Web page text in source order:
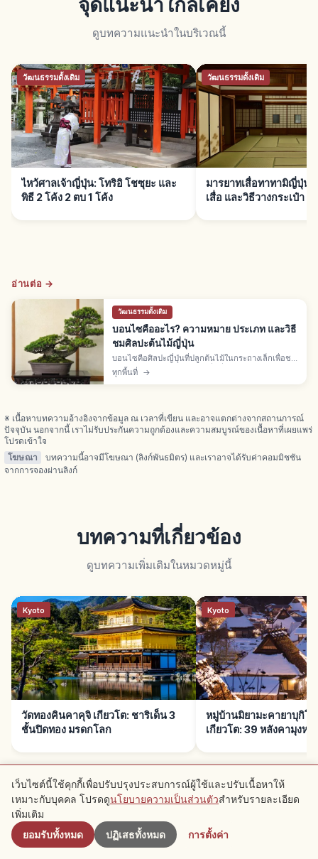
จุดแนะนำใกล้เคียง
ดูบทความแนะนำในบริเวณนี้
วัฒนธรรมดั้งเดิม
ไหว้ศาลเจ้าญี่ปุ่น: โทริอิ โชซุยะ และ
พิธี 2 โค้ง 2 ตบ 1 โค้ง
วัฒนธรรมดั้งเดิม
มารยาทเสื่อทาทามิญี่ปุ่น:
เสื่อ และวิธีวางกระเป๋า
อ่านต่อ →
วัฒนธรรมดั้งเดิม
บอนไซคืออะไร? ความหมาย ประเภท และวิธี
ชมศิลปะต้นไม้ญี่ปุ่น
บอนไซคือศิลปะญี่ปุ่นที่ปลูกต้นไม้ในกระถางเล็กเพื่อชม
ธรรมชาติย่อส่วน มีรากจากเผิ่นจิ่งของจีน พัฒนาต่อใน
ญี่ปุ่น พร้อมวิธีชม ประเภท และมารยาทพื้นฐาน
ทุกพื้นที่ →
※ เนื้อหาบทความอ้างอิงจากข้อมูล ณ เวลาที่เขียน และอาจแตกต่างจากสถานการณ์
ปัจจุบัน นอกจากนี้ เราไม่รับประกันความถูกต้องและความสมบูรณ์ของเนื้อหาที่เผยแพร่
โปรดเข้าใจ
โฆษณา
บทความนี้อาจมีโฆษณา (ลิงก์พันธมิตร) และเราอาจได้รับค่าคอมมิชชัน
จากการจองผ่านลิงก์
บทความที่เกี่ยวข้อง
ดูบทความเพิ่มเติมในหมวดหมู่นี้
Kyoto
วัดทองคินคาคุจิ เกียวโต: ชาริเด็น 3
ชั้นปิดทอง มรดกโลก
Kyoto
หมู่บ้านมิยามะคายาบุกิโ
เกียวโต: 39 หลังคามุงหญ้
ใกล้เคียง
เว็บไซต์นี้ใช้คุกกี้เพื่อปรับปรุงประสบการณ์ผู้ใช้และปรับเนื้อหาให้
เหมาะกับบุคคล โปรดดูนโยบายความเป็นส่วนตัวสำหรับรายละเอียด
เพิ่มเติม
ยอมรับทั้งหมด
ปฏิเสธทั้งหมด การตั้งค่า